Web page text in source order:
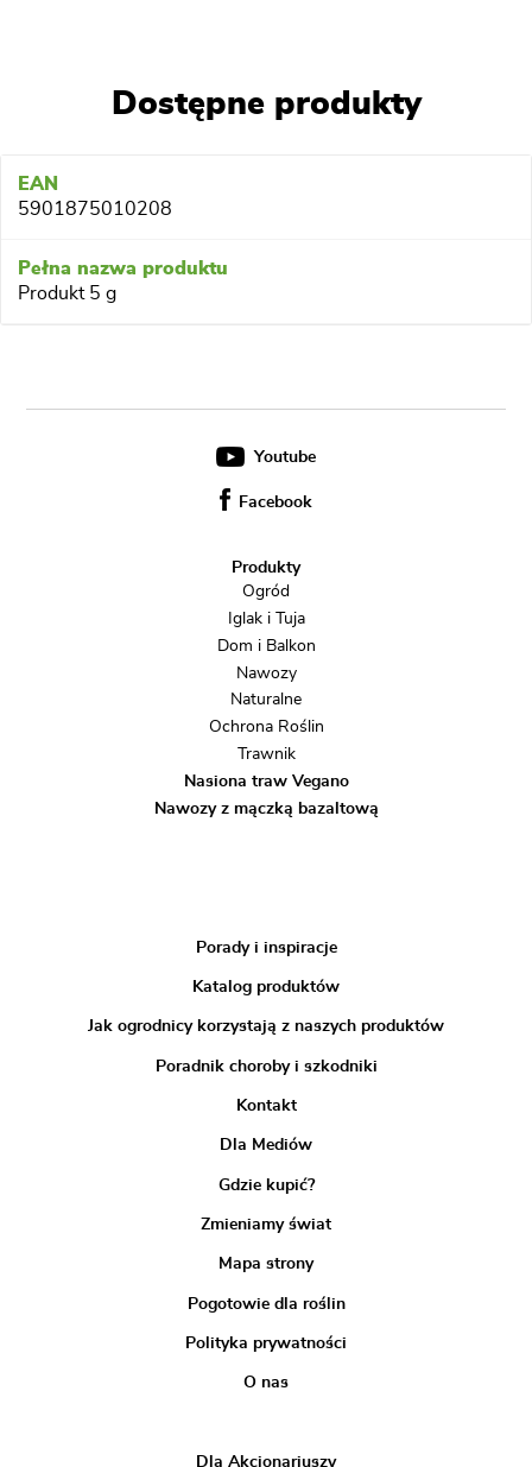
Dostępne produkty
5901875010208
Produkt 5 g
Youtube
Facebook
Produkty
Ogród
Iglak i Tuja
Dom i Balkon
Nawozy
Naturalne
Ochrona Roślin
Trawnik
Nasiona traw Vegano
Nawozy z mączką bazaltową
Porady i inspiracje
Katalog produktów
Jak ogrodnicy korzystają z naszych produktów
Poradnik choroby i szkodniki
Kontakt
Dla Mediów
Gdzie kupić?
Zmieniamy świat
Mapa strony
Pogotowie dla roślin
Polityka prywatności
O nas
Dla Akcjonariuszy